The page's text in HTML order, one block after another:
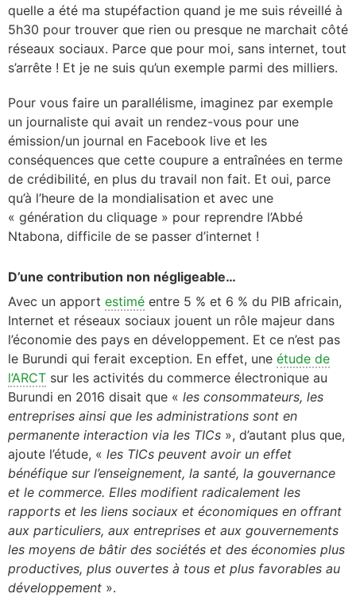
quelle a été ma stupéfaction quand je me suis réveillé à
5h30 pour trouver que rien ou presque ne marchait côté
réseaux sociaux. Parce que pour moi, sans internet, tout
s’arrête ! Et je ne suis qu’un exemple parmi des milliers.
Pour vous faire un parallélisme, imaginez par exemple
un journaliste qui avait un rendez-vous pour une
émission/un journal en Facebook live et les
conséquences que cette coupure a entraînées en terme
de crédibilité, en plus du travail non fait. Et oui, parce
qu’à l’heure de la mondialisation et avec une
« génération du cliquage » pour reprendre l’Abbé
Ntabona, difficile de se passer d’internet !
D’une contribution non négligeable…
Avec un apport estimé entre 5 % et 6 % du PIB africain,
Internet et réseaux sociaux jouent un rôle majeur dans
l’économie des pays en développement. Et ce n’est pas
le Burundi qui ferait exception. En effet, une étude de
l’ARCT sur les activités du commerce électronique au
Burundi en 2016 disait que « les consommateurs, les
entreprises ainsi que les administrations sont en
permanente interaction via les TICs », d’autant plus que,
ajoute l’étude, « les TICs peuvent avoir un effet
bénéfique sur l’enseignement, la santé, la gouvernance
et le commerce. Elles modifient radicalement les
rapports et les liens sociaux et économiques en offrant
aux particuliers, aux entreprises et aux gouvernements
les moyens de bâtir des sociétés et des économies plus
productives, plus ouvertes à tous et plus favorables au
développement ».